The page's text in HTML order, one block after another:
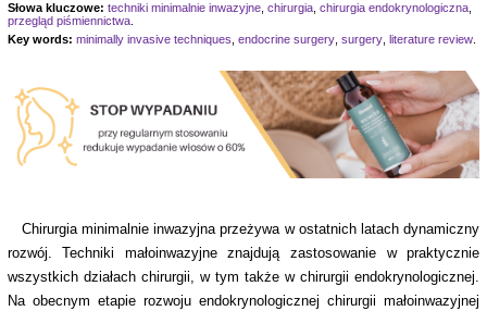
Słowa kluczowe: techniki minimalnie inwazyjne, chirurgia, chirurgia endokrynologiczna,
przegląd piśmiennictwa.
Key words: minimally invasive techniques, endocrine surgery, surgery, literature review.
Chirurgia minimalnie inwazyjna przeżywa w ostatnich latach dynamiczny
rozwój. Techniki małoinwazyjne znajdują zastosowanie w praktycznie
wszystkich działach chirurgii, w tym także w chirurgii endokrynologicznej.
Na obecnym etapie rozwoju endokrynologicznej chirurgii małoinwazyjnej